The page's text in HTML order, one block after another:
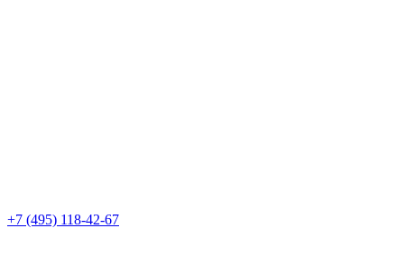
Телефон
+7 (495) 118-42-67